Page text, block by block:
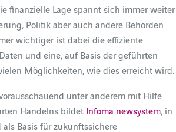
finanzielle Lage spannt sich immer weiter
Politik aber auch andere Behörden
wichtiger ist dabei die effiziente
und eine, auf Basis der geführten
Möglichkeiten, wie dies erreicht wird.
unter anderem mit Hilfe
Handelns bildet Infoma newsystem, in
Basis für zukunftssichere